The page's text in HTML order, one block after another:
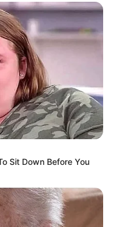
Sit Down Before You